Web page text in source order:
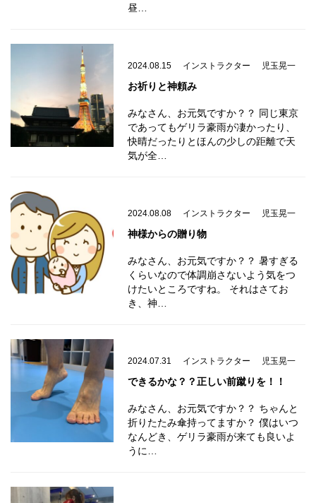
昼…
2024.08.15 インストラクター 児玉晃一
お祈りと神頼み
みなさん、お元気ですか？？ 同じ東京
であってもゲリラ豪雨が凄かったり、
快晴だったりとほんの少しの距離で天
気が全…
2024.08.08 インストラクター 児玉晃一
神様からの贈り物
みなさん、お元気ですか？？ 暑すぎる
くらいなので体調崩さないよう気をつ
けたいところですね。 それはさてお
き、神…
2024.07.31 インストラクター 児玉晃一
できるかな？？正しい前蹴りを！！
みなさん、お元気ですか？？ ちゃんと
折りたたみ傘持ってますか？ 僕はいつ
なんどき、ゲリラ豪雨が来ても良いよ
うに…